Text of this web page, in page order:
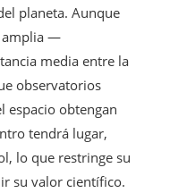
planeta. Aunque
amplia —
media entre la
observatorios
espacio obtengan
tendrá lugar,
lo que restringe su
su valor científico.